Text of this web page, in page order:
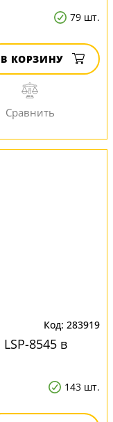
79 шт.
В КОРЗИНУ
283919
8545 в
143 шт.